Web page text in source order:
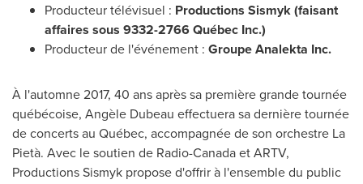
Producteur télévisuel : Productions Sismyk (faisant
affaires sous 9332-2766 Québec Inc.)
Producteur de l'événement : Groupe Analekta Inc.
À l'automne 2017, 40 ans après sa première grande tournée
québécoise, Angèle Dubeau effectuera sa dernière tournée
de concerts au Québec, accompagnée de son orchestre La
Pietà. Avec le soutien de Radio-Canada et ARTV,
Productions Sismyk propose d'offrir à l'ensemble du public